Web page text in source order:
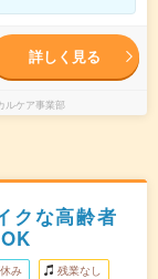
詳しく見る
ルケア事業部
クな高齢者
み 残業なし